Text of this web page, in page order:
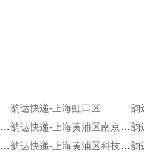
韵达快递-上海虹口区
韵
韵达快递-上海黄浦区海通证券大厦服务部
韵达快递-上海黄浦区南京东路
韵达快递-上海黄浦区北京东路
韵达快递-上海黄浦区科技京城韵